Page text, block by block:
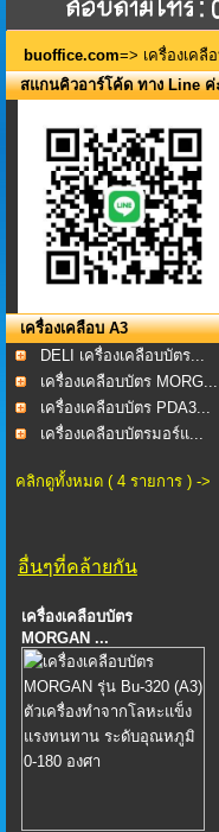
buoffice.com=> เครื่องเคลื
สแกนคิวอาร์โค้ด ทาง Line ค่
เครื่องเคลือบ A3
DELI เครื่องเคลือบบัตร...
เครื่องเคลือบบัตร MORG...
เครื่องเคลือบบัตร PDA3...
เครื่องเคลือบบัตรมอร์แ...
คลิกดูทั้งหมด ( 4 รายการ ) ->
อื่นๆที่คล้ายกัน
เครื่องเคลือบบัตร
MORGAN ...